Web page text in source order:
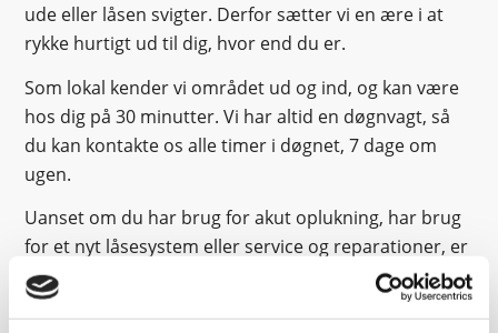
ude eller låsen svigter. Derfor sætter vi en ære i at
rykke hurtigt ud til dig, hvor end du er.
Som lokal kender vi området ud og ind, og kan være
hos dig på 30 minutter. Vi har altid en døgnvagt, så
du kan kontakte os alle timer i døgnet, 7 dage om
ugen.
Uanset om du har brug for akut oplukning, har brug
for et nyt låsesystem eller service og reparationer, er
vi din professionelle partner, der altid sørger for at
levere et resultat i høj kvalitet, og til en